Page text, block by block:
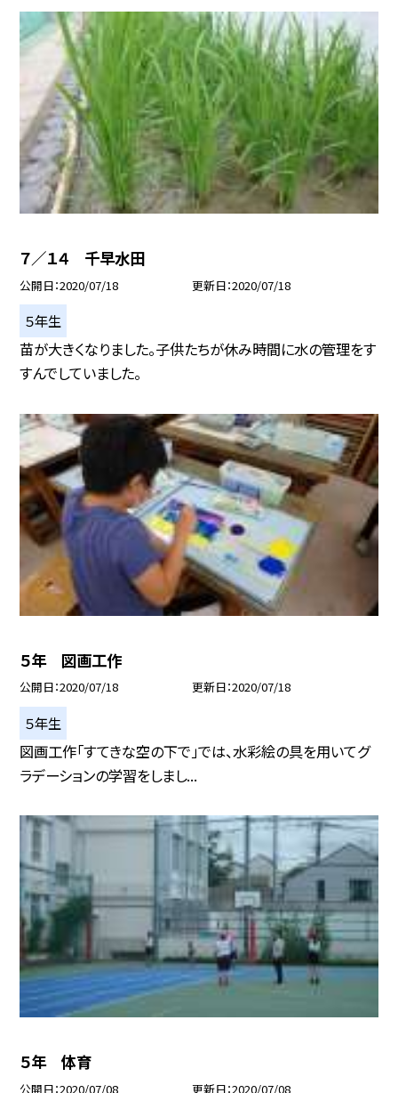
７／１４ 千早水田
公開日 2020/07/18 更新日 2020/07/18
５年生
苗が大きくなりました。子供たちが休み時間に水の管理をす
すんでしていました。
５年 図画工作
公開日 2020/07/18 更新日 2020/07/18
５年生
図画工作「すてきな空の下で」では、水彩絵の具を用いてグ
ラデーションの学習をしまし...
５年 体育
公開日 2020/07/08 更新日 2020/07/08